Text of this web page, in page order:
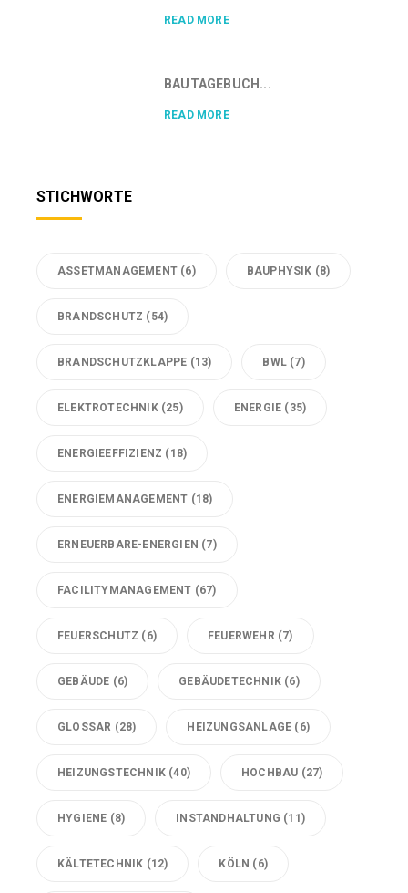
READ MORE
BAUTAGEBUCH...
READ MORE
STICHWORTE
ASSETMANAGEMENT (6) BAUPHYSIK (8)
BRANDSCHUTZ (54)
BRANDSCHUTZKLAPPE (13) BWL (7)
ELEKTROTECHNIK(25) ENERGIE (35)
ENERGIEEFFIZIENZ (18)
ENERGIEMANAGEMENT (18)
ERNEUERBARE-ENERGIEN (7)
FACILITYMANAGEMENT (67)
FEUERSCHUTZ (6) FEUERWEHR (7)
GEBÄUDE (6) GEBÄUDETECHNIK (6)
GLOSSAR (28) HEIZUNGSANLAGE (6)
HEIZUNGSTECHNIK (40) HOCHBAU (27)
HYGIENE (8) INSTANDHALTUNG (11)
KÄLTETECHNIK (12) KÖLN (6)